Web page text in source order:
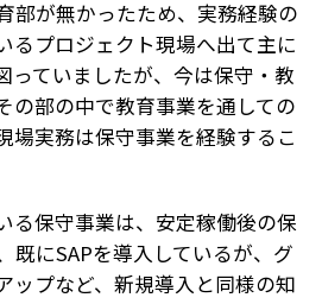
部が無かったため、実務経験の
るプロジェクト現場へ出て主に
っていましたが、今は保守・教
の部の中で教育事業を通しての
場実務は保守事業を経験するこ
る保守事業は、安定稼働後の保
既にSAPを導入しているが、グ
ップなど、新規導入と同様の知